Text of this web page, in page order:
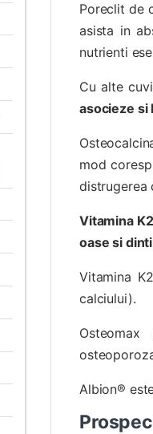
Poreclit de
asista in
nutrienti
Cu alte
asocieze si
mod
distrugerea
Vitamina
oase si
Vitamina
calciului).
Albion®